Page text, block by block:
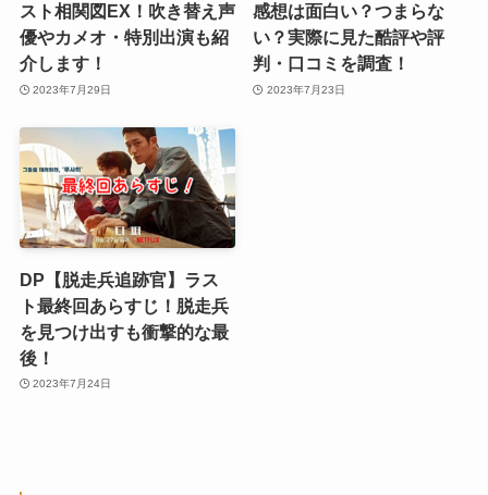
スト相関図EX！吹き替え声
優やカメオ・特別出演も紹
介します！
2023年7月29日
感想は面白い？つまらな
い？実際に見た酷評や評
判・口コミを調査！
2023年7月23日
DP【脱走兵追跡官】ラス
ト最終回あらすじ！脱走兵
を見つけ出すも衝撃的な最
後！
2023年7月24日